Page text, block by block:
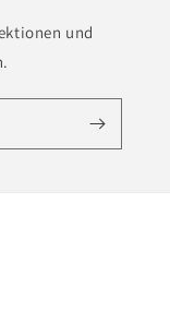
und